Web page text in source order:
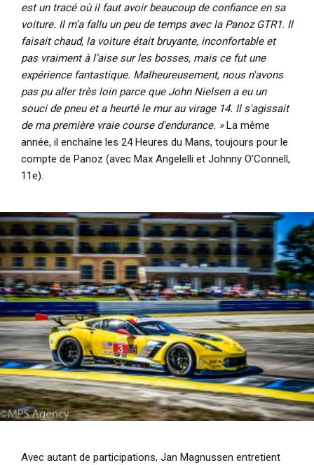
est un tracé où il faut avoir beaucoup de confiance en sa
voiture. Il m’a fallu un peu de temps avec la Panoz GTR1. Il
faisait chaud, la voiture était bruyante, inconfortable et
pas vraiment à l’aise sur les bosses, mais ce fut une
expérience fantastique. Malheureusement, nous n'avons
pas pu aller très loin parce que John Nielsen a eu un
souci de pneu et a heurté le mur au virage 14. Il s'agissait
de ma première vraie course d'endurance. » La même
année, il enchaîne les 24 Heures du Mans, toujours pour le
compte de Panoz (avec Max Angelelli et Johnny O’Connell,
11e).
Avec autant de participations, Jan Magnussen entretient